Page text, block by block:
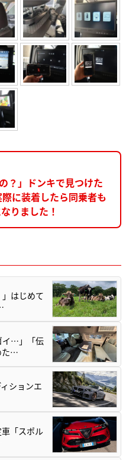
？」ドンキで見つけた
に装着したら同乗者も
りました！
」はじめて
イ…」「伝
た…
ションエ
「スポル